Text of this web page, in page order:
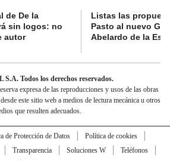
de De la
sin logos: no
autor
Listas las
Pasto al nuevo
Abelardo de la
Todos los derechos reservados.
expresa de las reproducciones y usos de las obras
este sitio web a medios de lectura mecánica u otros
que resulten adecuados.
de Protección de Datos
Política de cookies
Transparencia Soluciones W
Teléfonos